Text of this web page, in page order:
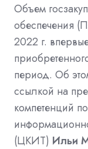
Объем
обеспечения
2022 г.
период. Об
ссылкой на
компетенций
(ЦКИТ) Ильи